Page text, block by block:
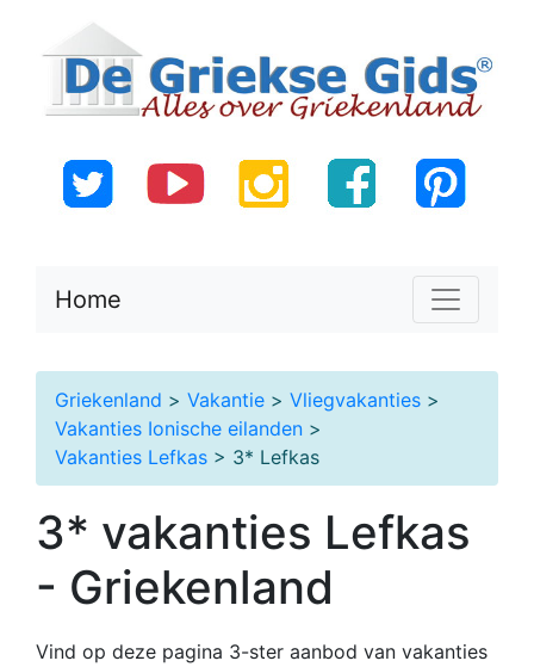
Home
Griekenland > Vakantie > Vliegvakanties >
Vakanties Ionische eilanden >
Vakanties Lefkas > 3* Lefkas
3* vakanties Lefkas
- Griekenland
Vind op deze pagina 3-ster aanbod van vakanties